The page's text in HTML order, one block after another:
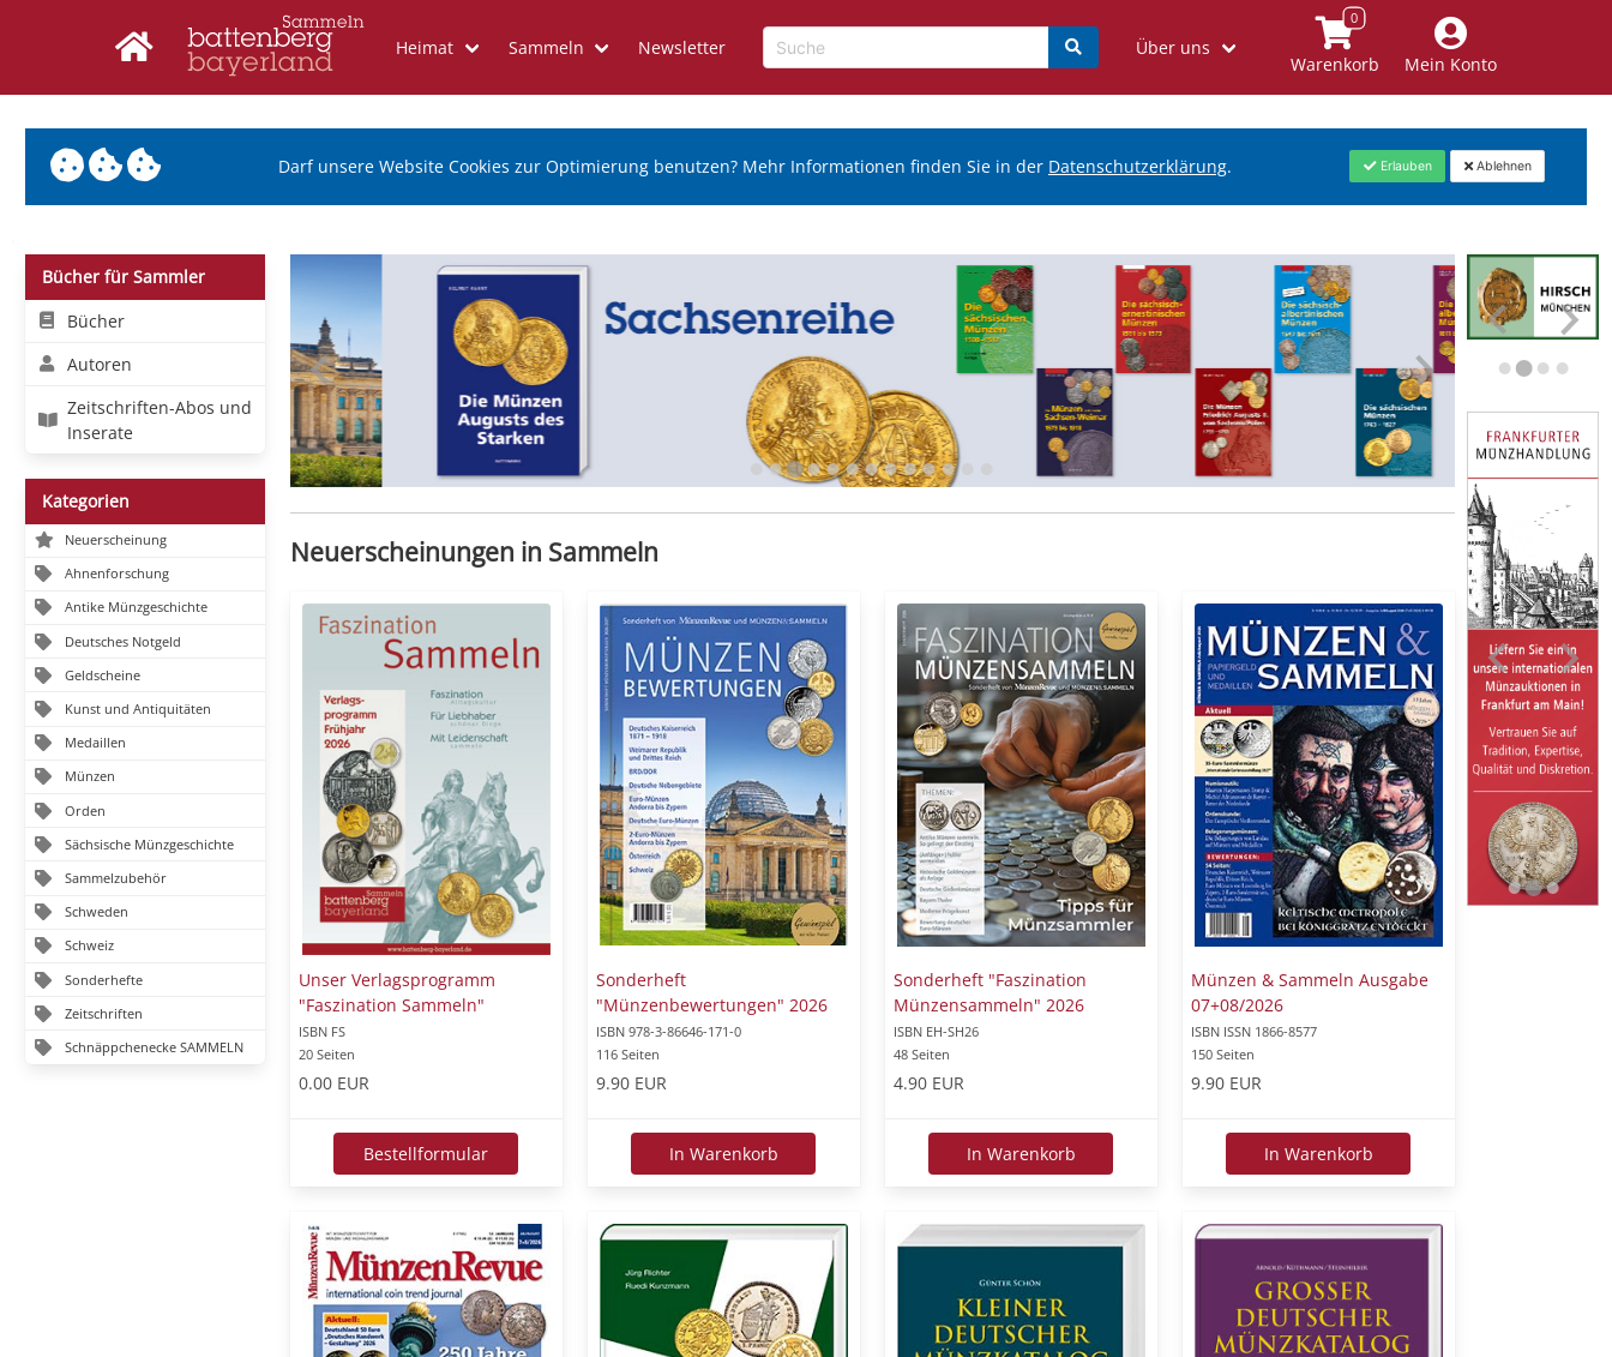
Heimat Sammeln Newsletter Über uns
Warenkorb Mein Konto
Darf unsere Website Cookies zur Optimierung benutzen? Mehr Informationen finden Sie in der Datenschutzerklärung. Erlauben Ablehnen
Bücher für Sammler
Bücher
Autoren
Zeitschriften-Abos und
Inserate
Kategorien
Neuerscheinung
Ahnenforschung
Antike Münzgeschichte
Deutsches Notgeld
Geldscheine
Kunst und Antiquitäten
Medaillen
Münzen
Orden
Sächsische Münzgeschichte
Sammelzubehör
Schweden
Schweiz
Sonderhefte
Zeitschriften
Schnäppchenecke SAMMELN
Neuerscheinungen in Sammeln
Unser Verlagsprogramm
"Faszination Sammeln"
ISBN FS
20 Seiten
0.00 EUR
Bestellformular
Sonderheft
"Münzenbewertungen" 2026
ISBN 978-3-86646-171-0
116 Seiten
9.90 EUR
In Warenkorb
Sonderheft "Faszination
Münzensammeln" 2026
ISBN EH-SH26
48 Seiten
4.90 EUR
In Warenkorb
Münzen & Sammeln Ausgabe
07+08/2026
ISBN ISSN 1866-8577
150 Seiten
9.90 EUR
In Warenkorb